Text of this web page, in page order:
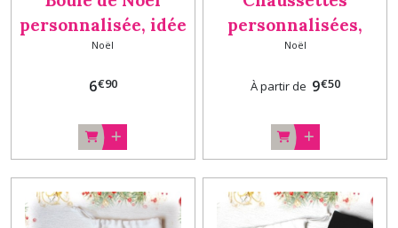
personnalisée, idée
cadeau enfant Boule
& Boite
Noël
6€90
personnalisées,
cadeau Noël
Noël
À partir de 9€50